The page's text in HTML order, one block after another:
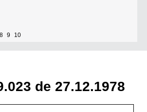
8 9 10
de 27.12.1978